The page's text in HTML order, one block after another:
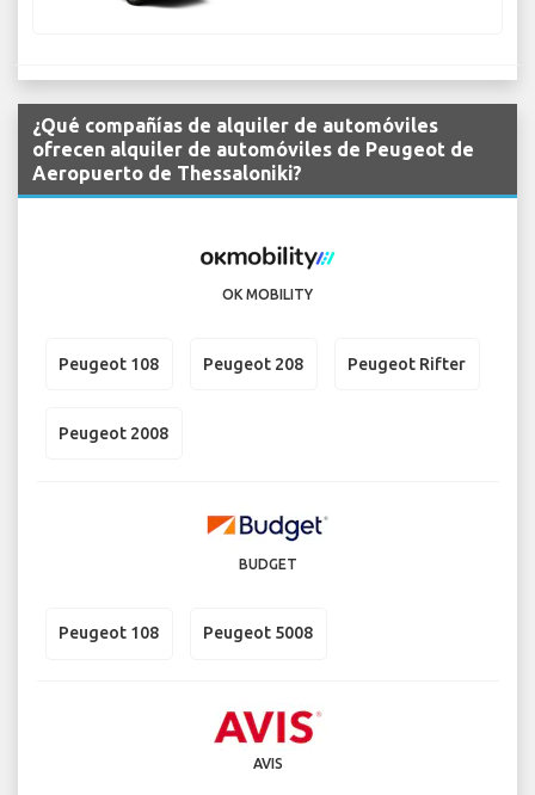
¿Qué compañías de alquiler de automóviles
ofrecen alquiler de automóviles de Peugeot de
Aeropuerto de Thessaloniki?
OK MOBILITY
Peugeot 108 Peugeot 208 Peugeot Rifter
Peugeot 2008
BUDGET
Peugeot 108 Peugeot 5008
AVIS